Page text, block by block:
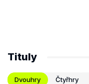
Tituly
Dvouhry Čtyřhry